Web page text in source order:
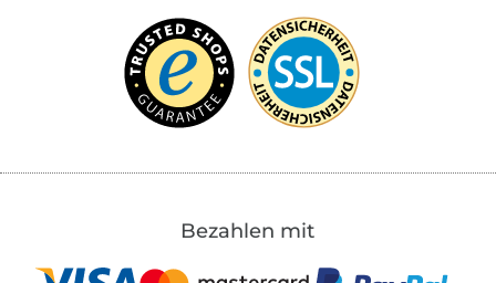
Bezahlen mit